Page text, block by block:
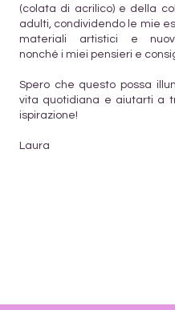
(colata di acrilico) e della
adulti, condividendo le mie
materiali artistici e
nonché i miei pensieri e
Spero che questo possa
vita quotidiana e aiutarti a
ispirazione!
Laura